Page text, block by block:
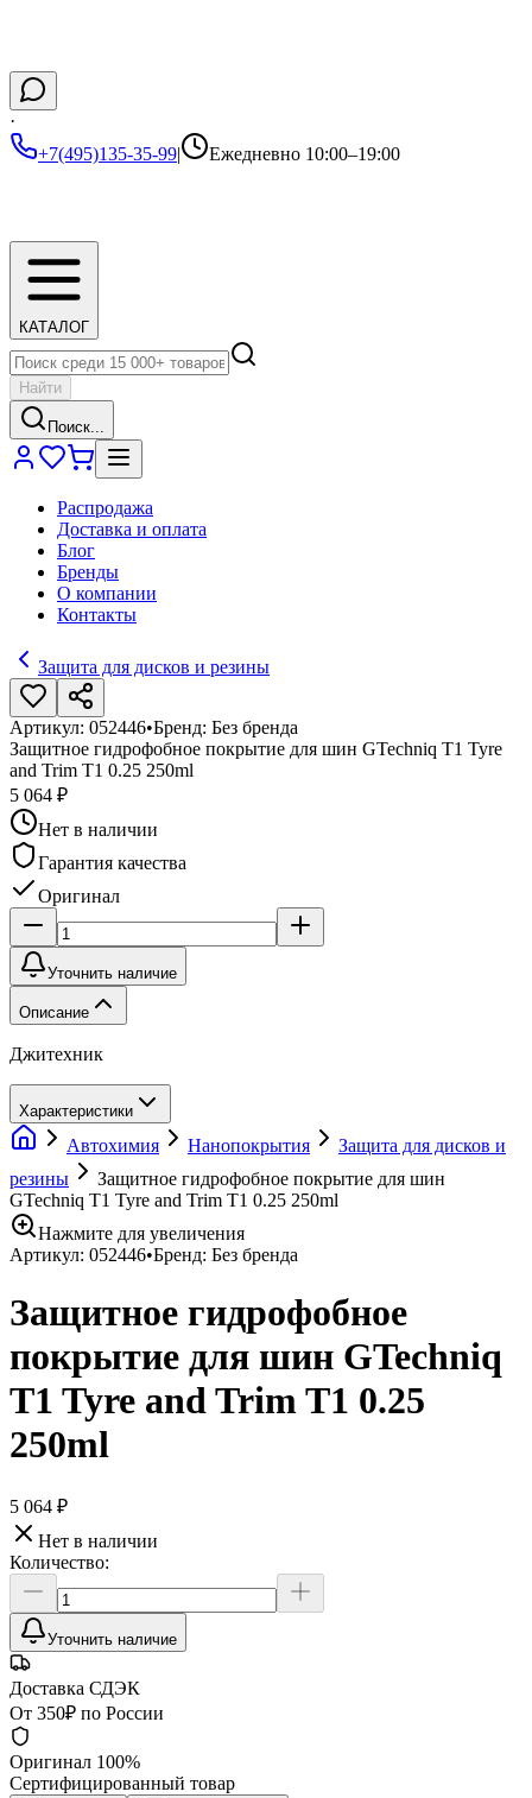
·
+7(495)135-35-99| Ежедневно 10:00–19:00
КАТАЛОГ
Найти
Поиск...
Распродажа
Доставка и оплата
Блог
Бренды
О компании
Контакты
Защита для дисков и резины
Артикул: 052446•Бренд: Без бренда
Защитное гидрофобное покрытие для шин GTechniq T1 Tyre
and Trim T1 0.25 250ml
5 064 ₽
Нет в наличии
Гарантия качества
Оригинал
Уточнить наличие
Описание
Джитехник
Характеристики
Автохимия Нанопокрытия
Защита для дисков и
резины
Защитное гидрофобное покрытие для шин
GTechniq T1 Tyre and Trim T1 0.25 250ml
Нажмите для увеличения
Артикул: 052446•Бренд: Без бренда
Защитное гидрофобное
покрытие для шин GTechniq
T1 Tyre and Trim T1 0.25
250ml
5 064 ₽
Нет в наличии
Количество:
Уточнить наличие
Доставка СДЭК
От 350₽ по России
Оригинал 100%
Сертифицированный товар